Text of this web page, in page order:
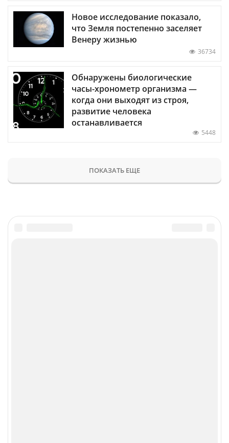
Новое исследование показало,
что Земля постепенно заселяет
Венеру жизнью
36734
Обнаружены биологические
часы-хронометр организма —
когда они выходят из строя,
развитие человека
останавливается
5448
ПОКАЗАТЬ ЕЩЕ